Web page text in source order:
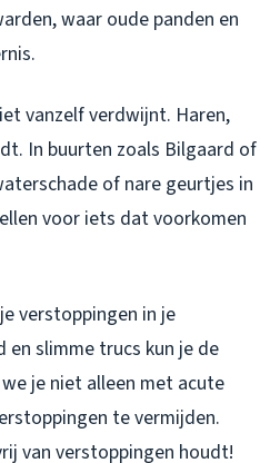
waar oude panden en
vanzelf verdwijnt. Haren,
In buurten zoals Bilgaard of
of nare geurtjes in
voor iets dat voorkomen
verstoppingen in je
slimme trucs kun je de
je niet alleen met acute
te vermijden.
van verstoppingen houdt!